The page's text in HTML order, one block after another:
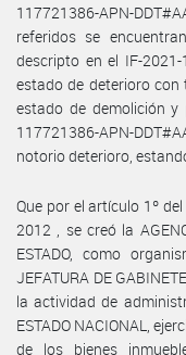
117721386-APN-
referidos se
descripto en el IF-2021-
estado de deterioro con
estado de demolición
117721386-APN-
notorio deterioro,
Que por el artículo 1º
2012 , se creó la
ESTADO, como
JEFATURA DE
la actividad de
ESTADO NACIONAL,
de los bienes